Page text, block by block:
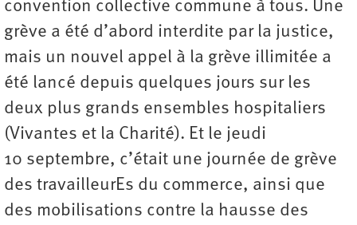
convention collective commune à tous. Une
grève a été d’abord interdite par la justice,
mais un nouvel appel à la grève illimitée a
été lancé depuis quelques jours sur les
deux plus grands ensembles hospitaliers
(Vivantes et la Charité). Et le jeudi
10 septembre, c’était une journée de grève
des travailleurEs du commerce, ainsi que
des mobilisations contre la hausse des